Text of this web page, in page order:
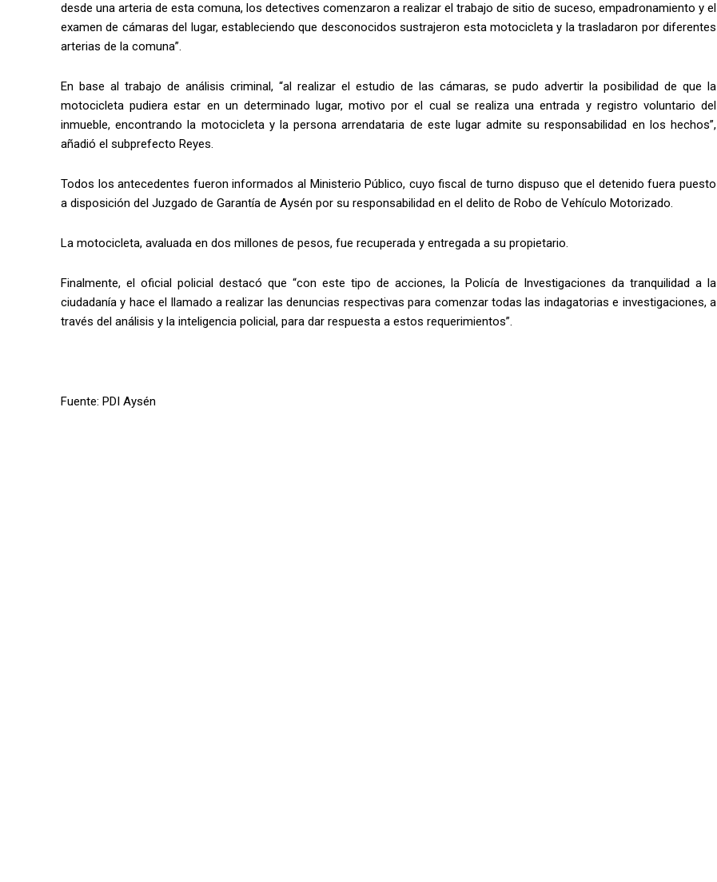
desde una arteria de esta comuna, los detectives comenzaron a realizar el trabajo de sitio de suceso, empadronamiento y el
examen de cámaras del lugar, estableciendo que desconocidos sustrajeron esta motocicleta y la trasladaron por diferentes
arterias de la comuna”.
En base al trabajo de análisis criminal, “al realizar el estudio de las cámaras, se pudo advertir la posibilidad de que la
motocicleta pudiera estar en un determinado lugar, motivo por el cual se realiza una entrada y registro voluntario del
inmueble, encontrando la motocicleta y la persona arrendataria de este lugar admite su responsabilidad en los hechos”,
añadió el subprefecto Reyes.
Todos los antecedentes fueron informados al Ministerio Público, cuyo fiscal de turno dispuso que el detenido fuera puesto
a disposición del Juzgado de Garantía de Aysén por su responsabilidad en el delito de Robo de Vehículo Motorizado.
La motocicleta, avaluada en dos millones de pesos, fue recuperada y entregada a su propietario.
Finalmente, el oficial policial destacó que “con este tipo de acciones, la Policía de Investigaciones da tranquilidad a la
ciudadanía y hace el llamado a realizar las denuncias respectivas para comenzar todas las indagatorias e investigaciones, a
través del análisis y la inteligencia policial, para dar respuesta a estos requerimientos”.
Fuente: PDI Aysén